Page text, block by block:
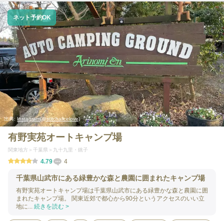
出典: Instagram(@stitchalicelove)
1/5
ネット予約OK
有野実苑オートキャンプ場
関東地方 千葉県 九十九里・銚子
4.79 4
千葉県山武市にある緑豊かな森と農園に囲まれたキャンプ場
有野実苑オートキャンプ場は千葉県山武市にある緑豊かな森と農園に囲
まれたキャンプ場。 関東近郊で都心から90分というアクセスのいい立
地に... 続きを読む >